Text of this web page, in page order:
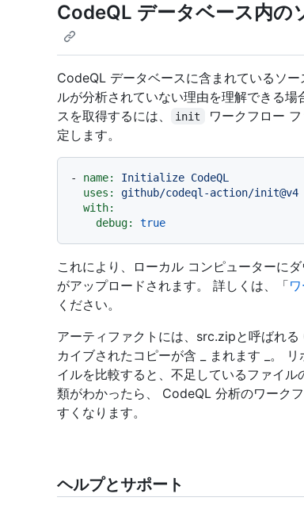
CodeQL データベース内の
CodeQL データベースに含まれているソ
ルが分析されていない理由を理解できる
スを取得するには、
init ワークフロー
定します。
- name: Initialize CodeQL
uses:
github/codeql-action/init@v4
with:
debug:
true
これにより、ローカル コンピューターに
がアップロードされます。 詳しくは、「
ください。
アーティファクトには、src.zipと呼ばれ
カイブされたコピーが含 _ まれます _。
イルを比較すると、不足しているファイ
類がわかったら、 CodeQL 分析のワーク
すくなります。
ヘルプとサポート